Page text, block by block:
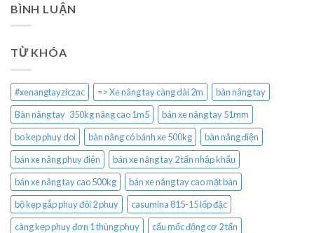
BÌNH LUẬN
TỪ KHÓA
#xenangtayziczac => Xe nâng tay càng dài 2m
bàn nâng tay
Bàn nâng tay 350kg nâng cao 1m5
bán xe nâng tay 51mm
bo kep phuy doi
bàn nâng có bánh xe 500kg
bàn nâng điện
bán xe nâng phuy điện
bán xe nâng tay 2 tấn nhập khẩu
bán xe nâng tay cao 500kg
bán xe nâng tay cao mặt bàn
bộ kẹp gắp phuy đôi 2 phuy
casumina 815-15 lốp đặc
càng kẹp phuy đơn 1 thùng phuy
cẩu mốc động cơ 2 tấn